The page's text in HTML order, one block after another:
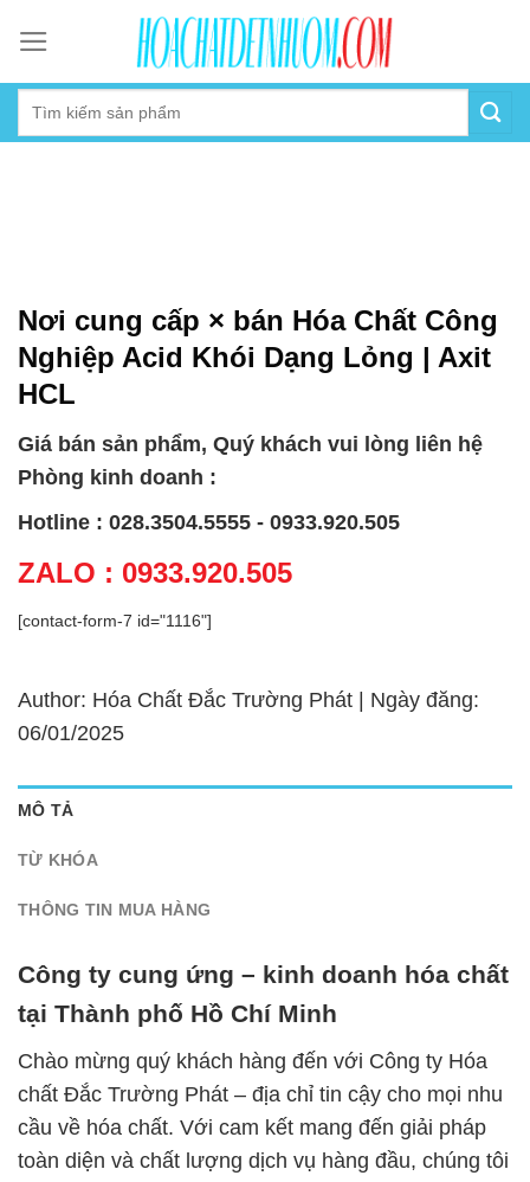
content
Nơi cung cấp × bán Hóa Chất Công
Nghiệp Acid Khói Dạng Lỏng | Axit
HCL
Giá bán sản phẩm, Quý khách vui lòng liên hệ
Phòng kinh doanh :
Hotline : 028.3504.5555 - 0933.920.505
ZALO : 0933.920.505
[contact-form-7 id="1116"]
Author: Hóa Chất Đắc Trường Phát | Ngày đăng:
06/01/2025
MÔ TẢ
TỪ KHÓA
THÔNG TIN MUA HÀNG
Công ty cung ứng – kinh doanh hóa chất
tại Thành phố Hồ Chí Minh
Chào mừng quý khách hàng đến với Công ty Hóa
chất Đắc Trường Phát – địa chỉ tin cậy cho mọi nhu
cầu về hóa chất. Với cam kết mang đến giải pháp
toàn diện và chất lượng dịch vụ hàng đầu, chúng tôi